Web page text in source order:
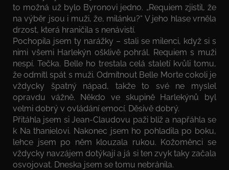
to možná už bylo Byronovi jedno. „Requiem zjistil, že
na výběr jsou i muži, že, milánku?“ V jeho hlase vrněla
drzost, která hraničila s nenávistí.
Pochopila jsem ty narážky – stali se milenci, když si s
nimi všemi Harlekýn ošklivě pohrál. Requiem s muži
nespí. Tečka. Belle ho trestala celá staletí kvůli tomu,
že odmítl spát s muži. Odmítnout Belle Morte cokoli je
vždycky špatný nápad, takže to své ne myslel
opravdu vážně. Někdo ve skupině Harlekýnů byl
velmi dobrý v ovládání emocí. Děsivě dobrý.
Přitáhla jsem si Jean-Claudovu paži blíž a napřáhla se
k Na­ thanielovi. Nakonec jsem ho pohladila po boku,
lehce jsem po něm klouzala rukou. Kožoměnci se
vždycky navzájem dotýkají a já si ten zvyk taky začala
osvojovat. Dneska jsem se tomu nebránila.